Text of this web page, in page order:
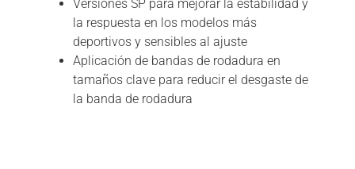
Versiones SP para mejorar la estabilidad y
la respuesta en los modelos más
deportivos y sensibles al ajuste
Aplicación de bandas de rodadura en
tamaños clave para reducir el desgaste de
la banda de rodadura